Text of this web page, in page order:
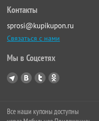
Контакты
sprosi@kupikupon.ru
Связаться с нами
Мы в Соцсетях
Все наши купоны доступны